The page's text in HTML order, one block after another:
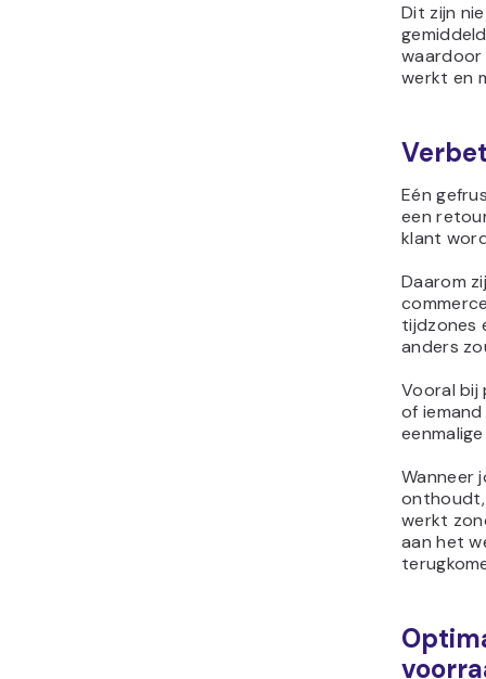
Dit zijn
waardoor
werkt en
Eén
een
klant
Daarom
tijdzones
anders
Vooral bij
of
Wanneer
onthoudt,
werkt
aan het